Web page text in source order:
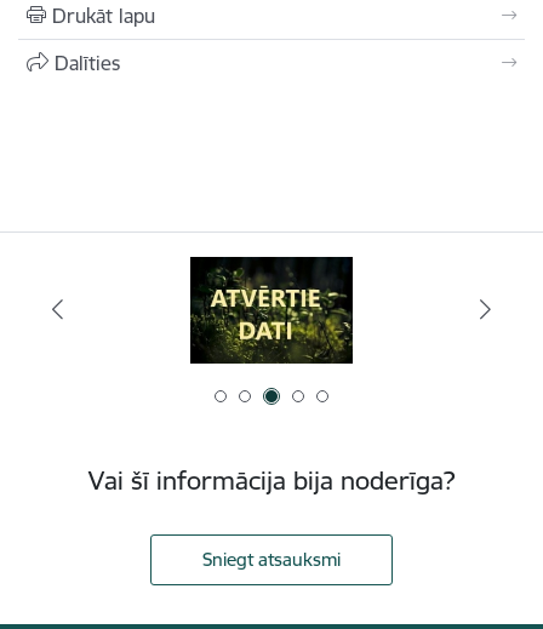
Drukāt lapu
Dalīties
Vai šī informācija bija noderīga?
Sniegt atsauksmi